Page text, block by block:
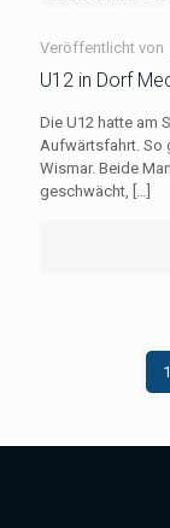
Veröffentlicht von
U12 in Dorf
Die U12 hatte am
Aufwärtsfahrt. So
Wismar. Beide
geschwächt, […]
1